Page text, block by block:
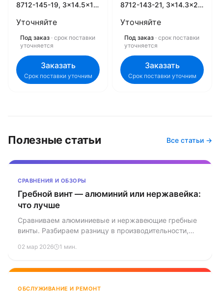
8712-145-19, 3x14.5x19
Уточняйте
Под заказ · срок поставки
уточняется
Заказать
Срок поставки уточним
8712-143-21, 3x14.3x21
Уточняйте
Под заказ · срок поставки
уточняется
Заказать
Срок поставки уточним
Полезные статьи Все статьи →
СРАВНЕНИЯ И ОБЗОРЫ
Гребной винт — алюминий или нержавейка:
что лучше
Сравниваем алюминиевые и нержавеющие гребные
винты. Разбираем разницу в производительности,
могли сделать правильный выбор.
02 мар 2026 1 мин.
ОБСЛУЖИВАНИЕ И РЕМОНТ